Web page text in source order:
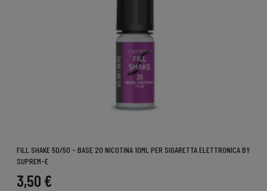
FILL SHAKE 50/50 - BASE 20 NICOTINA 10ML PER SIGARETTA ELETTRONICA BY
SUPREM-E
3,50 €